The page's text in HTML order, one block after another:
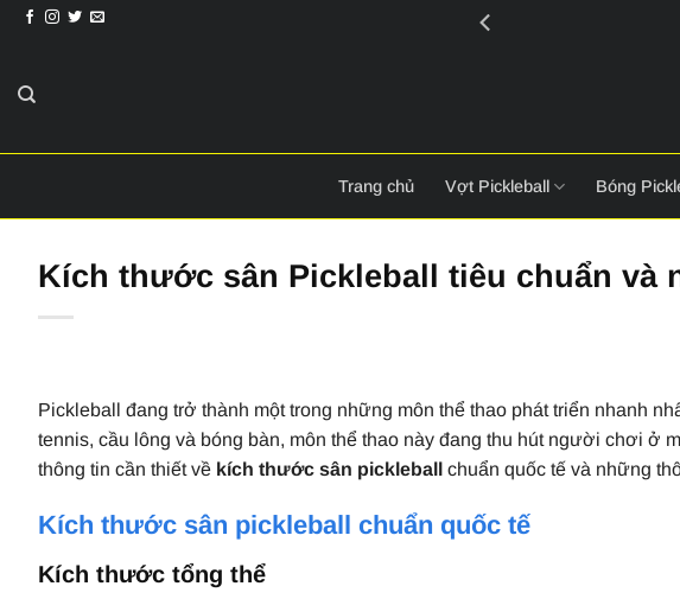
dung
VuiSport
Trang chủ Vợt Pickleball Bóng
Kích thước sân Pickleball tiêu chuẩn và
Pickleball đang trở thành một trong những môn thể thao phát triển nhanh
tennis, cầu lông và bóng bàn, môn thể thao này đang thu hút người chơi ở
thông tin cần thiết về kích thước sân pickleball chuẩn quốc tế và những
Kích thước sân pickleball chuẩn quốc tế
Kích thước tổng thể